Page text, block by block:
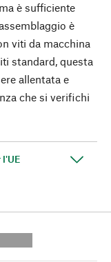
è sufficiente
è
viti da macchina
standard, questa
allentata e
che si verifichi
l'UE